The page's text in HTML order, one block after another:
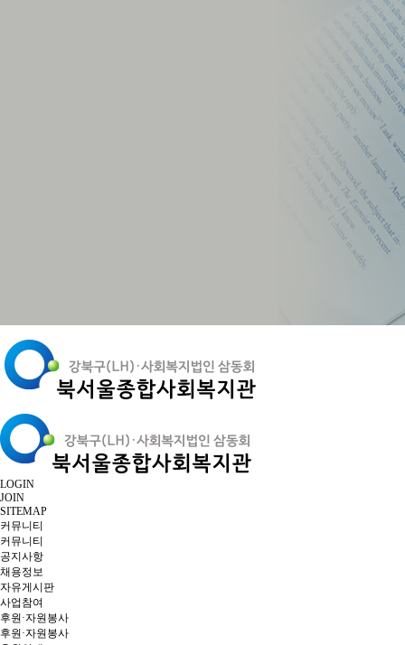
LOGIN
JOIN
SITEMAP
커뮤니티
커뮤니티
공지사항
채용정보
자유게시판
사업참여
후원·자원봉사
후원·자원봉사